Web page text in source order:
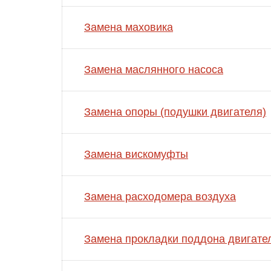
Замена маховика
Замена маслянного насоса
Замена опоры (подушки двигателя)
Замена вискомуфты
Замена расходомера воздуха
Замена прокладки поддона